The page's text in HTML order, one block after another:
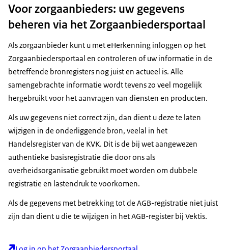
Voor zorgaanbieders: uw gegevens
beheren via het Zorgaanbiedersportaal
Als zorgaanbieder kunt u met eHerkenning inloggen op het
Zorgaanbiedersportaal en controleren of uw informatie in de
betreffende bronregisters nog juist en actueel is. Alle
samengebrachte informatie wordt tevens zo veel mogelijk
hergebruikt voor het aanvragen van diensten en producten.
Als uw gegevens niet correct zijn, dan dient u deze te laten
wijzigen in de onderliggende bron, veelal in het
Handelsregister van de KVK. Dit is de bij wet aangewezen
authentieke basisregistratie die door ons als
overheidsorganisatie gebruikt moet worden om dubbele
registratie en lastendruk te voorkomen.
Als de gegevens met betrekking tot de AGB-registratie niet juist
zijn dan dient u die te wijzigen in het AGB-register bij Vektis.